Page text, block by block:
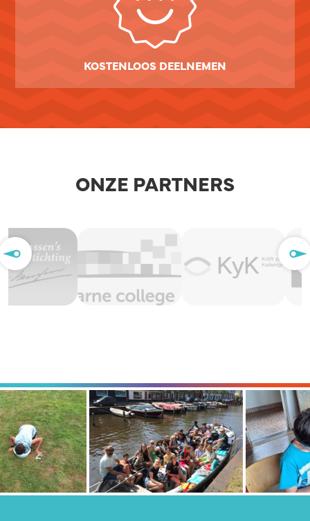
KOSTENLOOS DEELNEMEN
ONZE PARTNERS